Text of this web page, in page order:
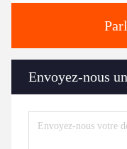
Envoyez-nous